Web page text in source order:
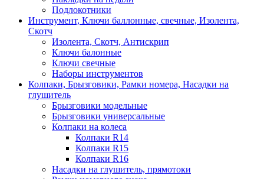
Подлокотники
Инструмент, Ключи баллонные, свечные, Изолента,
Скотч
Изолента, Скотч, Антискрип
Ключи балонные
Ключи свечные
Наборы инструментов
Колпаки, Брызговики, Рамки номера, Насадки на
глушитель
Брызговики модельные
Брызговики универсальные
Колпаки на колеса
Колпаки R14
Колпаки R15
Колпаки R16
Насадки на глушитель, прямотоки